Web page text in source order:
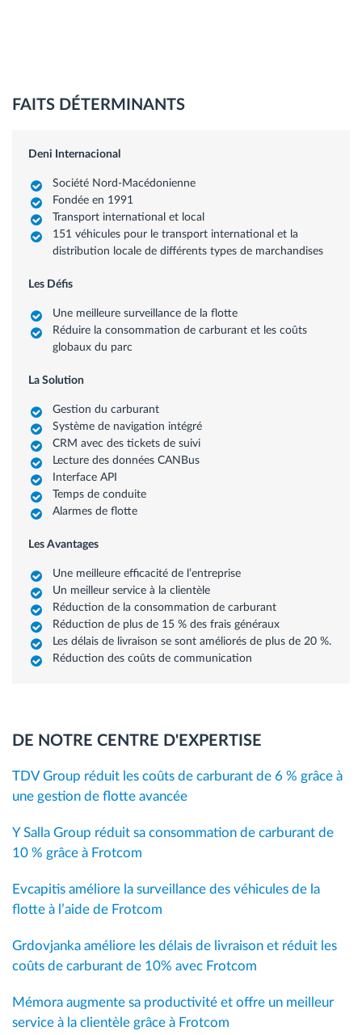
FAITS DÉTERMINANTS
Deni Internacional
Société Nord-Macédonienne
Fondée en 1991
Transport international et local
151 véhicules pour le transport international et la
distribution locale de différents types de marchandises
Les Défis
Une meilleure surveillance de la flotte
Réduire la consommation de carburant et les coûts
globaux du parc
La Solution
Gestion du carburant
Système de navigation intégré
CRM avec des tickets de suivi
Lecture des données CANBus
Interface API
Temps de conduite
Alarmes de flotte
Les Avantages
Une meilleure efficacité de l’entreprise
Un meilleur service à la clientèle
Réduction de la consommation de carburant
Réduction de plus de 15 % des frais généraux
Les délais de livraison se sont améliorés de plus de 20 %.
Réduction des coûts de communication
DE NOTRE CENTRE D'EXPERTISE
TDV Group réduit les coûts de carburant de 6 % grâce à
une gestion de flotte avancée
Y Salla Group réduit sa consommation de carburant de
10 % grâce à Frotcom
Evcapitis améliore la surveillance des véhicules de la
flotte à l’aide de Frotcom
Grdovjanka améliore les délais de livraison et réduit les
coûts de carburant de 10% avec Frotcom
Mémora augmente sa productivité et offre un meilleur
service à la clientèle grâce à Frotcom